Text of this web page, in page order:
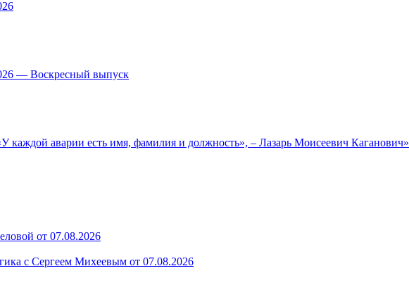
— Воскресный выпуск
аварии есть имя, фамилия и должность», – Лазарь Моисеевич Каганович»
от 07.08.2026
с Сергеем Михеевым от 07.08.2026